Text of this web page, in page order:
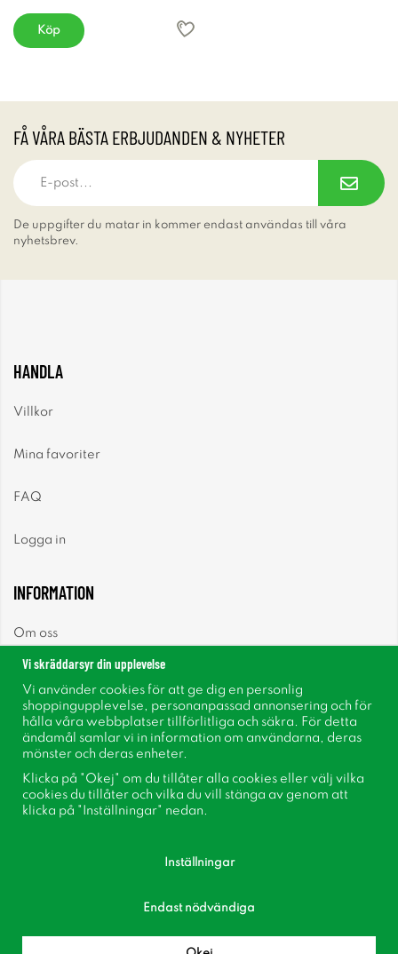
Köp
FÅ VÅRA BÄSTA ERBJUDANDEN & NYHETER
De uppgifter du matar in kommer endast användas till våra
nyhetsbrev.
HANDLA
Villkor
Mina favoriter
FAQ
Logga in
INFORMATION
Om oss
Nyhetsbrev
Om cookies
Inspiration
Vi skräddarsyr din upplevelse
Vi använder cookies för att ge dig en personlig
shoppingupplevelse, personanpassad annonsering och för
hålla våra webbplatser tillförlitliga och säkra. För detta
ändamål samlar vi in information om användarna, deras
mönster och deras enheter.
Klicka på "Okej" om du tillåter alla cookies eller välj vilka
cookies du tillåter och vilka du vill stänga av genom att
klicka på "Inställningar" nedan.
Inställningar
Endast nödvändiga